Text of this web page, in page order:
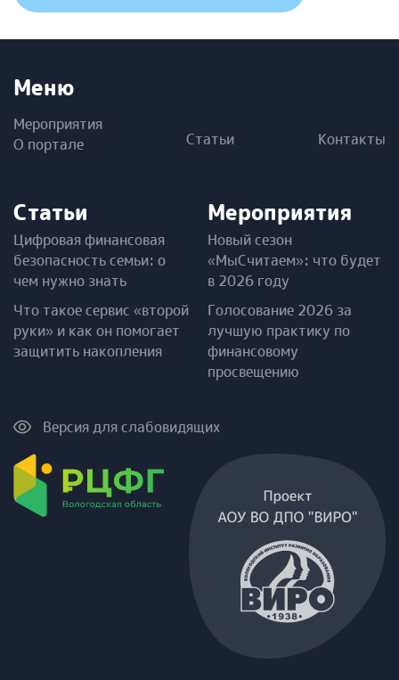
Меню
Мероприятия
О портале
Статьи Контакты
Статьи
Цифровая финансовая
безопасность семьи: о
чем нужно знать
Что такое сервис «второй
руки» и как он помогает
защитить накопления
Мероприятия
Новый сезон
«МыСчитаем»: что будет
в 2026 году
Голосование 2026 за
лучшую практику по
финансовому
просвещению
Версия для слабовидящих